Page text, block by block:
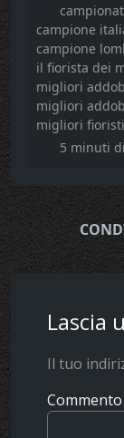
campione
campione
il fiorista dei
migliori
migliori
migliori
5 minuti
Lascia
Il tuo
Commento